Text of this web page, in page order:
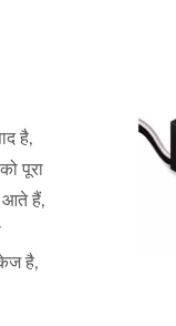
है,
पूरा
आते हैं,
है,